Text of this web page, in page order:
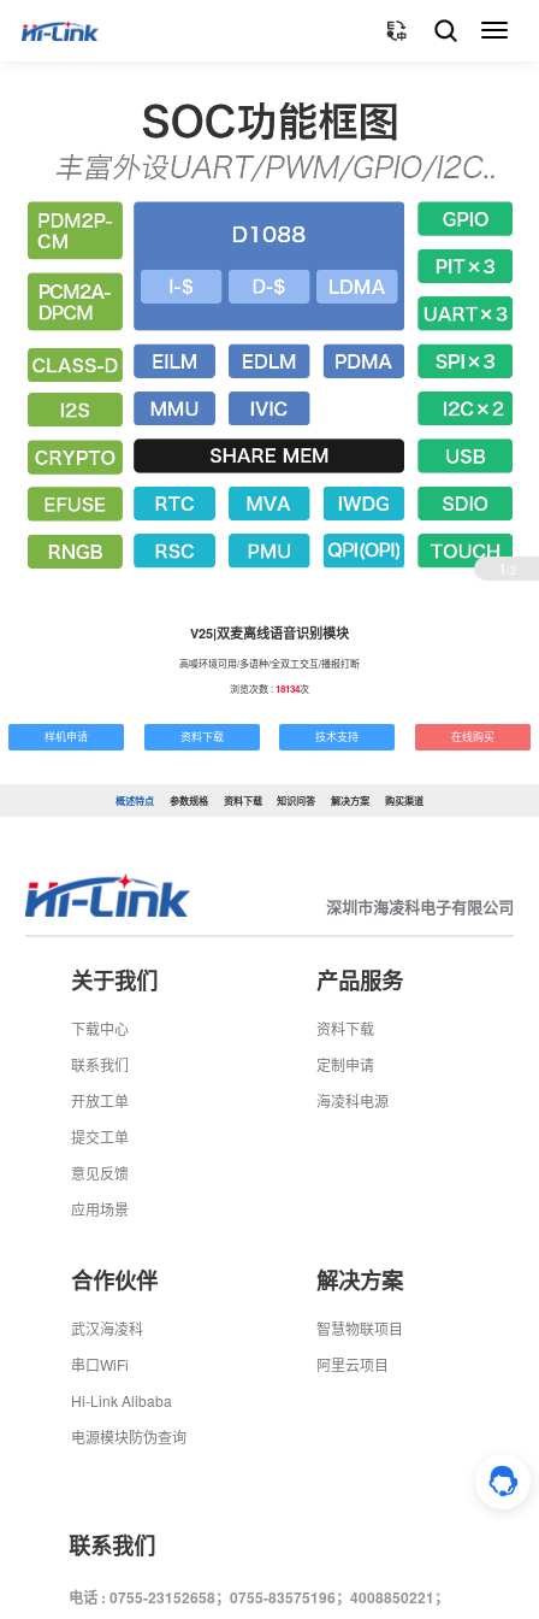
切
1
V25|双麦离线语音识别模块
高噪环境可用/多语种/全双工交互/播报打断
浏览次数 :18134次
样机申请 资料下载 技术支持 在线购买
概述特点 参数规格 资料下载 知识问答 解决方案 购买渠道
深圳市海凌科电子有限公司
关于我们
下载中心
联系我们
开放工单
提交工单
意见反馈
应用场景
产品服务
资料下载
定制申请
海凌科电源
合作伙伴
武汉海凌科
串口WiFi
Hi-Link Alibaba
电源模块防伪查询
解决方案
智慧物联项目
阿里云项目
联系我们
电话 : 0755-23152658；0755-83575196；4008850221；